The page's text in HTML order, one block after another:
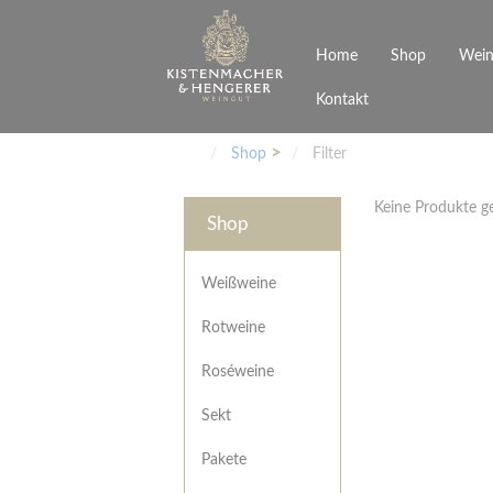
Home Shop
Weißweine
Roséweine
Junges Schwaben
Veranstaltungen
Kontakt
Shop Filter
Shop
Weißweine
Rotweine
Roséweine
Sekt
Pakete
Keine Produkte